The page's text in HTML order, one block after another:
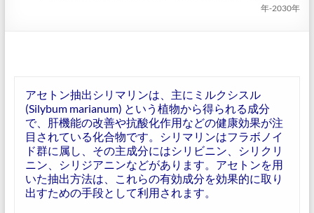
年-2030年
アセトン抽出シリマリンは、主にミルクシスル
(Silybum marianum) という植物から得られる成分
で、肝機能の改善や抗酸化作用などの健康効果が注
目されている化合物です。シリマリンはフラボノイ
ド群に属し、その主成分にはシリビニン、シリクリ
ニン、シリジアニンなどがあります。アセトンを用
いた抽出方法は、これらの有効成分を効果的に取り
出すための手段として利用されます。